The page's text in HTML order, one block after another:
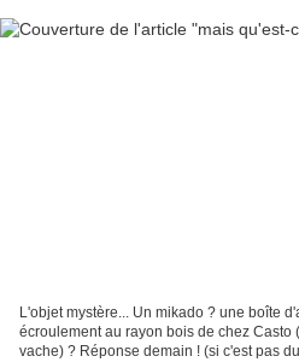
L'objet mystère... Un mikado ? une boîte
écroulement au rayon bois de chez Casto
vache) ? Réponse demain ! (si c'est pas